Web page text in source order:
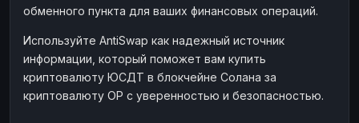
обменного пункта для ваших финансовых операций.
Используйте AntiSwap как надежный источник
информации, который поможет вам купить
криптовалюту ЮСДТ в блокчейне Солана за
криптовалюту OP с уверенностью и безопасностью.